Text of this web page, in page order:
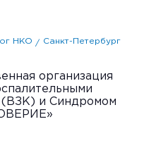
НКО
Санкт-Петербург
организация
(ВЗК) и Синдромом